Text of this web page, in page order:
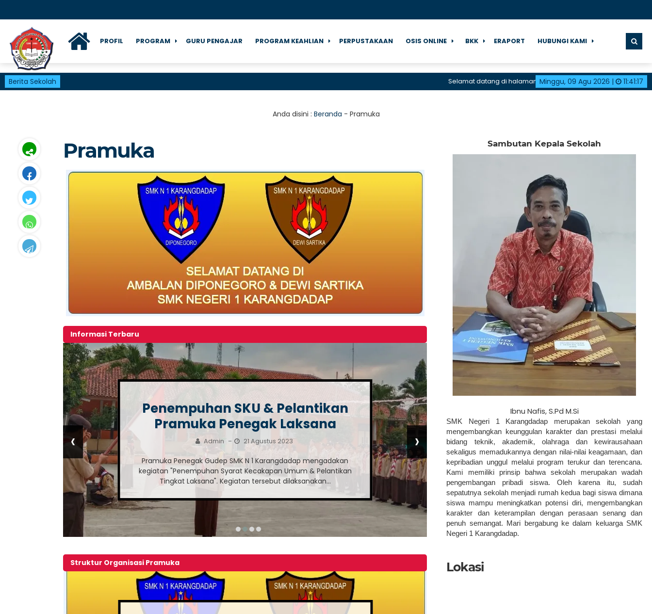
PROFIL PROGRAM GURU PENGAJAR PROGRAM KEAHLIAN PERPUSTAKAAN OSIS ONLINE BKK ERAPORT HUBUNGI KAMI
Berita Sekolah Minggu, 09 Agu 2026 | 11:41:18
Selamat datang di halaman resmi SMK Negeri 1 Karangdadap
Anda disini : Beranda - Pramuka
Pramuka
Informasi Terbaru
Penempuhan SKU & Pelantikan
Pramuka Penegak Laksana
Admin – 21 Agustus 2023
Pramuka Penegak Gudep SMK N 1 Karangdadap mengadakan
kegiatan "Penempuhan Syarat Kecakapan Umum & Pelantikan
Tingkat Laksana". Kegiatan tersebut dilaksanakan...
Struktur Dewan
SMK N 1
Bakti 2022 /
Admin – 24 Oktober
Profil Nama Jabatan Dini Alan Faza, S.Pd
Zakirotunnikmah, S.Pd.I Pembina
Jabatan M....
‹ ›
Struktur Organisasi Pramuka
Sambutan Kepala Sekolah
Ibnu Nafis, S.Pd M.Si
SMK Negeri 1 Karangdadap merupakan sekolah yang
mengembangkan keunggulan karakter dan prestasi melalui
bidang teknik, akademik, olahraga dan kewirausahaan
sekaligus memadukannya dengan nilai-nilai keagamaan, dan
kepribadian unggul melalui program terukur dan terencana.
Kami memiliki prinsip bahwa sekolah merupakan wadah
pengembangan pribadi siswa. Oleh karena itu, sudah
sepatutnya sekolah menjadi rumah kedua bagi siswa dimana
siswa mampu meningkatkan potensi diri, mengembangkan
karakter dan keterampilan dengan perasaan senang dan
penuh semangat. Mari bergabung ke dalam keluarga SMK
Negeri 1 Karangdadap.
Lokasi